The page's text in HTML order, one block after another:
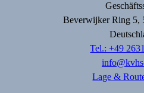
Beverwijker Ring 5,
Tel.: +49
Lage &